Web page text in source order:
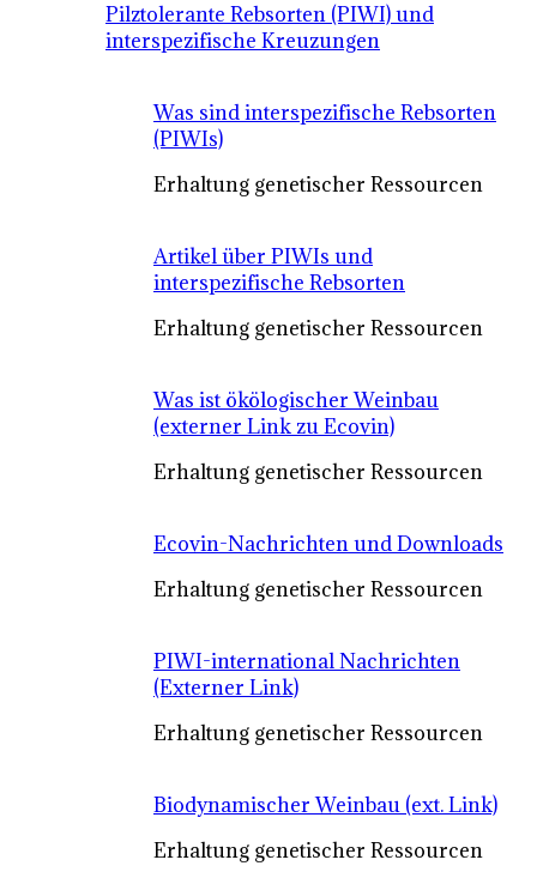
Pilztolerante Rebsorten (PIWI) und
interspezifische Kreuzungen
Was sind interspezifische Rebsorten
(PIWIs)
Erhaltung genetischer Ressourcen
Artikel über PIWIs und
interspezifische Rebsorten
Erhaltung genetischer Ressourcen
Was ist ökölogischer Weinbau
(externer Link zu Ecovin)
Erhaltung genetischer Ressourcen
Ecovin-Nachrichten und Downloads
Erhaltung genetischer Ressourcen
PIWI-international Nachrichten
(Externer Link)
Erhaltung genetischer Ressourcen
Biodynamischer Weinbau (ext. Link)
Erhaltung genetischer Ressourcen